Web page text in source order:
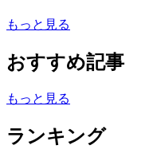
もっと見る
おすすめ記事
もっと見る
ランキング